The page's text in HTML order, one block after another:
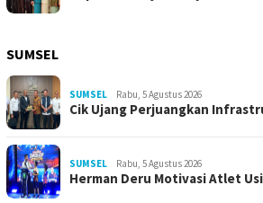
SUMSEL
SUMSEL Rabu, 5 Agustus 2026
Cik Ujang Perjuangkan
SUMSEL Rabu, 5 Agustus 2026
Herman Deru Motivasi Atlet